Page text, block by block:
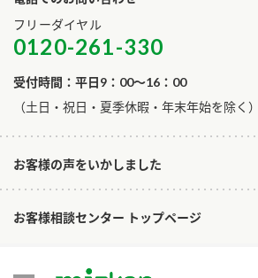
フリーダイヤル
0120-261-330
受付時間：平日9：00～16：00
​（土日・祝日・夏季休暇・年末年始を除く）
お客様の声をいかしました
お客様相談センター トップページ